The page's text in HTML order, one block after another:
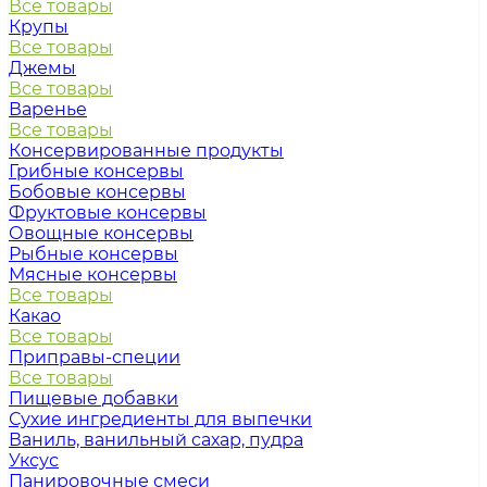
Все товары
Крупы
Все товары
Джемы
Все товары
Варенье
Все товары
Консервированные продукты
Грибные консервы
Бобовые консервы
Фруктовые консервы
Овощные консервы
Рыбные консервы
Мясные консервы
Все товары
Какао
Все товары
Приправы-специи
Все товары
Пищевые добавки
Сухие ингредиенты для выпечки
Ваниль, ванильный сахар, пудра
Уксус
Панировочные смеси